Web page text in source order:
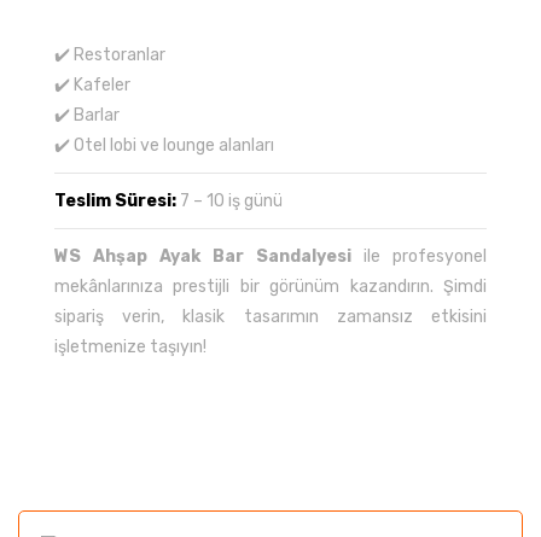
✔️ Restoranlar
✔️ Kafeler
✔️ Barlar
✔️ Otel lobi ve lounge alanları
Teslim Süresi: 7 – 10 iş günü
WS Ahşap Ayak Bar Sandalyesi ile profesyonel
mekânlarınıza prestijli bir görünüm kazandırın. Şimdi
sipariş verin, klasik tasarımın zamansız etkisini
işletmenize taşıyın!